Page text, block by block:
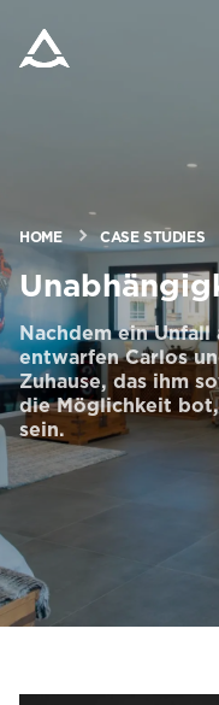
PRODUKTE
BLOG &
ÜBER ARITCO
FÜR FACHLEUTE
Bestellen Sie ein
Kontaktieren Sie
Preisvoranschlag
HOME CASE STUDIES
Nachdem ein
entwarfen Carlos
Zuhause, das ihm
die Möglichkeit
sein.